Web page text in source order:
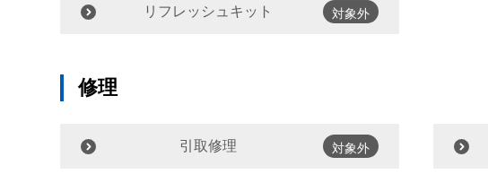
リフレッシュキット 対象外
修理
引取修理 対象外